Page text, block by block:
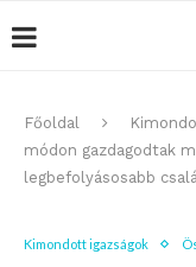
Főoldal
módon gazdagodtak
legbefolyásosabb
Kimondott igazságok